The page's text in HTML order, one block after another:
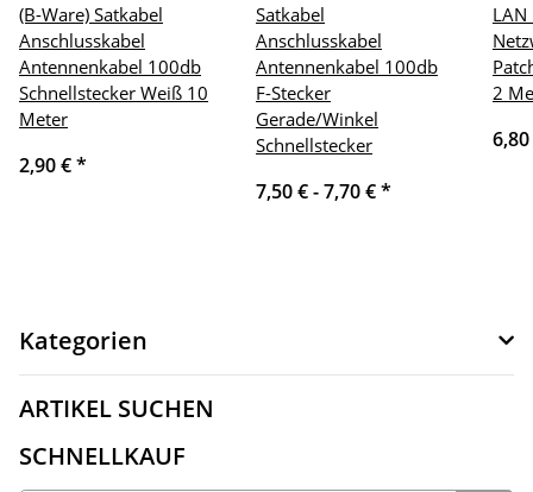
(B-Ware) Satkabel
Anschlusskabel
Antennenkabel 100db
Schnellstecker Weiß 10
Meter
2,90 €*
Satkabel
Anschlusskabel
Antennenkabel 100db
F-Stecker
Gerade/Winkel
Schnellstecker
7,50 € -7,70 €*
LAN
2
Kategorien
ARTIKEL SUCHEN
SCHNELLKAUF